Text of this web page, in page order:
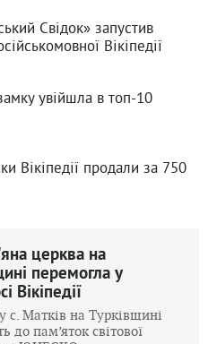
Свідок» запустив
Вікіпедії
увійшла в топ-10
Вікіпедії продали за 750
церква на
перемогла у
Вікіпедії
с. Матків на Турківщині
до пам’яток світової